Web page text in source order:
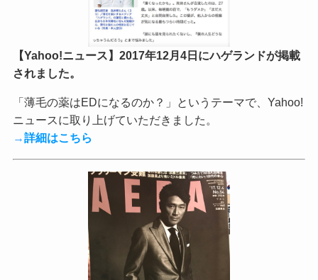
【Yahoo!ニュース】2017年12月4日にハゲランドが掲載
されました。
「薄毛の薬はEDになるのか？」というテーマで、Yahoo!
ニュースに取り上げていただきました。
→詳細はこちら